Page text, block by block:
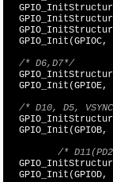
GPIO_Init(GPIOC,
/* D6,D7*/
GPIO_Init(GPIOE,
/* D10, D5,
GPIO_Init(GPIOB,
/*
GPIO_Init(GPIOD,